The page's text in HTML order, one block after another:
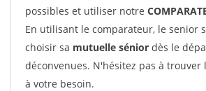
possibles et utiliser notre
En utilisant le comparateur, le senior
choisir sa mutuelle sénior dès le
déconvenues. N'hésitez pas à
à votre besoin.